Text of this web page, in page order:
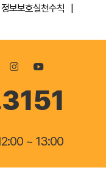
정보보호실천수칙
~ 13:00